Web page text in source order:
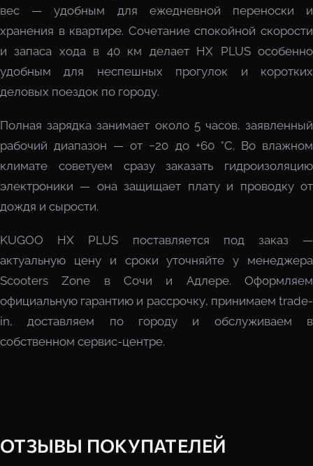
вес — удобным для ежедневной переноски и
хранения в квартире. Сочетание спокойной скорости
и запаса хода в 40 км делает HX PLUS особенно
удобным для неспешных прогулок и коротких
деловых поездок по городу.
Полная зарядка занимает около 5 часов, заявленный
рабочий диапазон — от −20 до +60 °C. Во влажном
климате советуем сразу заказать гидроизоляцию
электроники — она защищает плату и проводку от
дождя и сырости.
KUGOO HX PLUS поставляется под заказ —
актуальную цену и сроки уточняйте у менеджера
Scooters Zone в Сочи и Адлере. Оформляем
официальную гарантию и рассрочку, принимаем trade-
in, доставляем по городу и обслуживаем в
собственном сервис-центре.
ОТЗЫВЫ ПОКУПАТЕЛЕЙ